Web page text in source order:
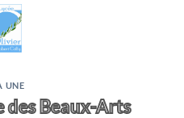
UNE
des Beaux-Arts